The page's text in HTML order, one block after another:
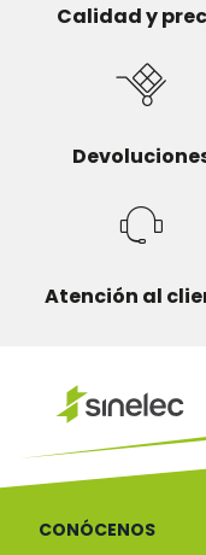
Calidad y
Atención al
CONÓCENOS